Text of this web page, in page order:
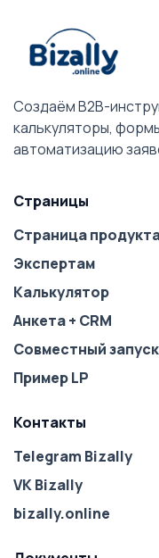
Создаём B2B-
калькуляторы,
автоматизацию
Страницы
Страница
Экспертам
Калькулятор
Анкета + CRM
Совместный запуск
Пример LP
Контакты
Telegram Bizally
VK Bizally
bizally.online